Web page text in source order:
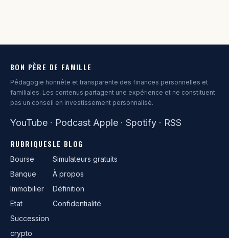
BON PÈRE DE FAMILLE
Pédagogie honnête et transparente des finances personnelles et
familiales. Les contenus partagent une expérience et ne constituent
pas un conseil en investissement personnalisé.
YouTube · Podcast Apple · Spotify · RSS
RUBRIQUES
Bourse
Banque
Immobilier
Etat
Succession
crypto
LE BLOG
Simulateurs gratuits
À propos
Définition
Confidentialité